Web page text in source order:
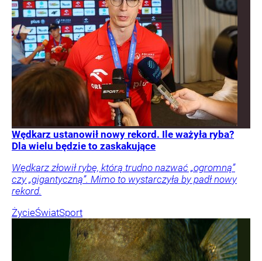
Wędkarz ustanowił nowy rekord. Ile ważyła ryba?
Dla wielu będzie to zaskakujące
Wędkarz złowił rybę, którą trudno nazwać „ogromną”
czy „gigantyczną”. Mimo to wystarczyła by padł nowy
rekord.
ŻycieŚwiatSport